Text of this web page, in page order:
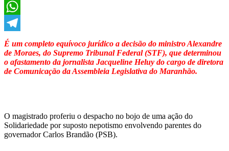
Twitter
WhatsApp
Telegram
É um completo equívoco jurídico a decisão do ministro Alexandre
de Moraes, do Supremo Tribunal Federal (STF), que determinou
o afastamento da jornalista Jacqueline Heluy do cargo de diretora
de Comunicação da Assembleia Legislativa do Maranhão.
O magistrado proferiu o despacho no bojo de uma ação do
Solidariedade por suposto nepotismo envolvendo parentes do
governador Carlos Brandão (PSB).